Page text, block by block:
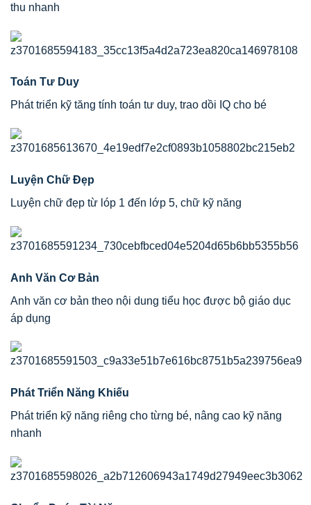
thu nhanh
Toán Tư Duy
Phát triển kỹ tăng tính toán tư duy, trao dồi IQ cho bé
Luyện Chữ Đẹp
Luyện chữ đẹp từ lóp 1 đến lớp 5, chữ kỹ năng
Anh Văn Cơ Bản
Anh văn cơ bản theo nội dung tiểu học được bộ giáo dục
áp dụng
Phát Triển Năng Khiếu
Phát triển kỹ năng riêng cho từng bé, nâng cao kỹ năng
nhanh